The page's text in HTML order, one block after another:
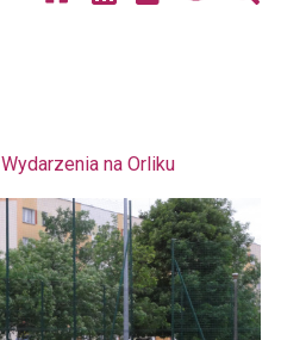
Wydarzenia na Orliku